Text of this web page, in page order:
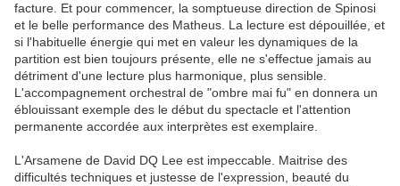
facture. Et pour commencer, la somptueuse direction de Spinosi
et le belle performance des Matheus. La lecture est dépouillée, et
si l'habituelle énergie qui met en valeur les dynamiques de la
partition est bien toujours présente, elle ne s'effectue jamais au
détriment d'une lecture plus harmonique, plus sensible.
L'accompagnement orchestral de "ombre mai fu" en donnera un
éblouissant exemple des le début du spectacle et l'attention
permanente accordée aux interprètes est exemplaire.
L'Arsamene de David DQ Lee est impeccable. Maitrise des
difficultés techniques et justesse de l'expression, beauté du